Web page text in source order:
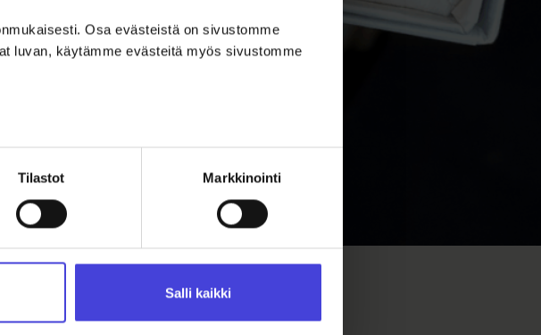
Osa evästeistä on sivustomme
luvan, käytämme evästeitä myös sivustomme
Tilastot Markkinointi
Salli kaikki